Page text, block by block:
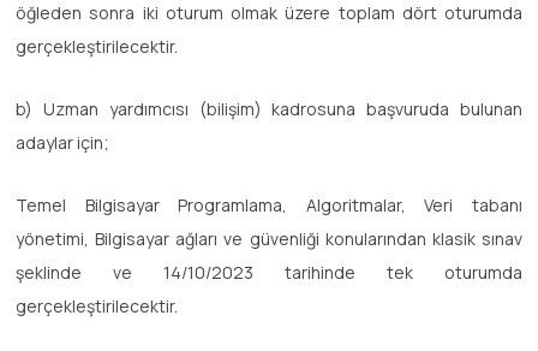
öğleden sonra iki oturum olmak üzere toplam dört oturumda
gerçekleştirilecektir.
b) Uzman yardımcısı (bilişim) kadrosuna başvuruda bulunan
adaylar için;
Temel Bilgisayar Programlama, Algoritmalar, Veri tabanı
yönetimi, Bilgisayar ağları ve güvenliği konularından klasik sınav
şeklinde ve 14/10/2023 tarihinde tek oturumda
gerçekleştirilecektir.